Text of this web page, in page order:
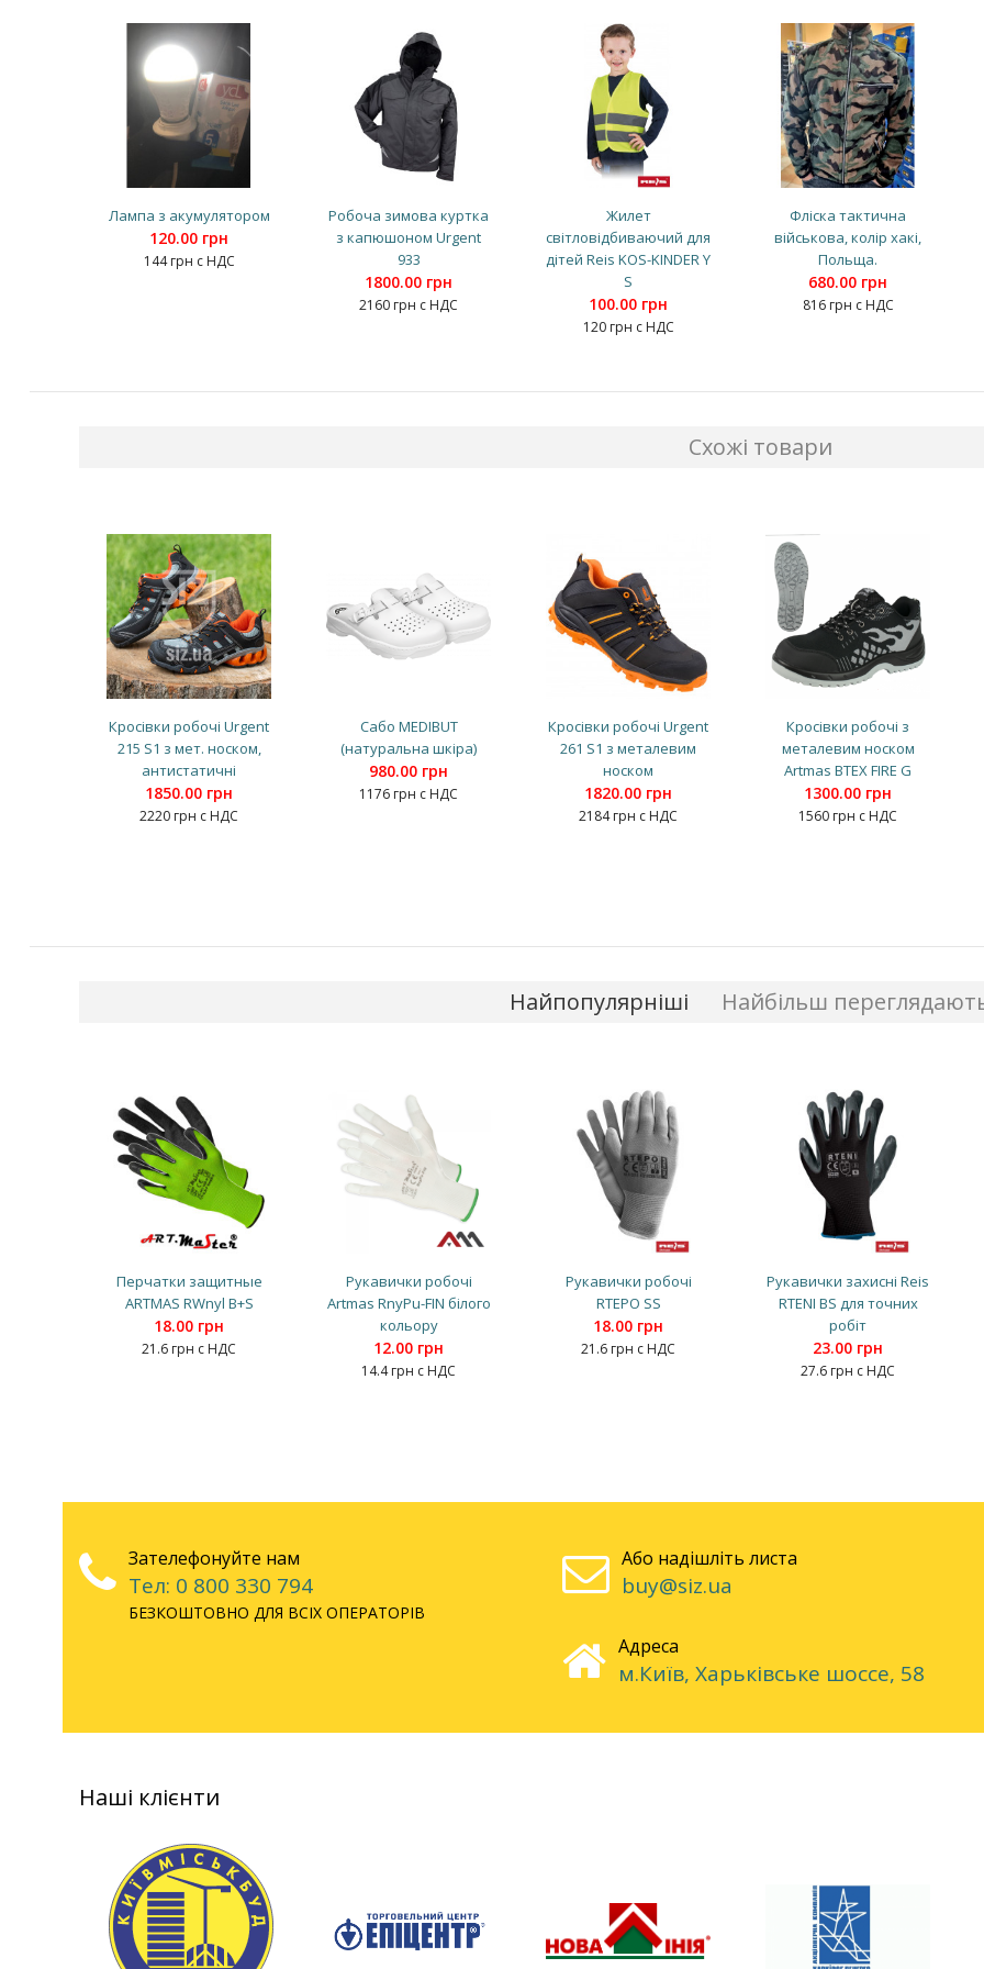
Лампа з акумулятором
120.00 грн
144 грн с НДС
Робоча зимова куртка
з капюшоном Urgent
933
1800.00 грн
2160 грн с НДС
Жилет
світловідбиваючий для
дітей Reis KOS-KINDER Y
S
100.00 грн
120 грн с НДС
Фліска тактична
військова, колір хакі,
Польща.
680.00 грн
816 грн с НДС
Схожі товари
Кросівки робочі Urgent
215 S1 з мет. носком,
антистатичні
1850.00 грн
2220 грн с НДС
Сабо MEDIBUT
(натуральна шкіра)
980.00 грн
1176 грн с НДС
Кросівки робочі Urgent
261 S1 з металевим
носком
1820.00 грн
2184 грн с НДС
Кросівки робочі з
металевим носком
Artmas BTEX FIRE G
1300.00 грн
1560 грн с НДС
Найпопулярніші Найбільш
Перчатки защитные
ARTMAS RWnyl B+S
18.00 грн
21.6 грн с НДС
Рукавички робочі
Artmas RnyPu-FIN білого
кольору
12.00 грн
14.4 грн с НДС
Рукавички робочі
RTEPO SS
18.00 грн
21.6 грн с НДС
Рукавички захисні Reis
RTENI BS для точних
робіт
23.00 грн
27.6 грн с НДС
Зателефонуйте нам
Тел: 0 800 330 794
БЕЗКОШТОВНО ДЛЯ ВСІХ ОПЕРАТОРІВ
Або надішліть листа
buy@siz.ua
Адреса
м.Київ, Харьківське шоссе, 58
Наші клієнти